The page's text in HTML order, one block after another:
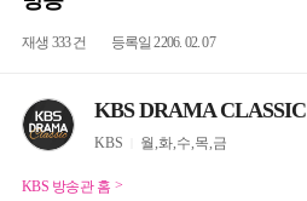
재생 333 건 등록일 2206. 02. 07
KBS DRAMA CLASSIC
KBS 월,화,수,목,금
KBS 방송관 홈